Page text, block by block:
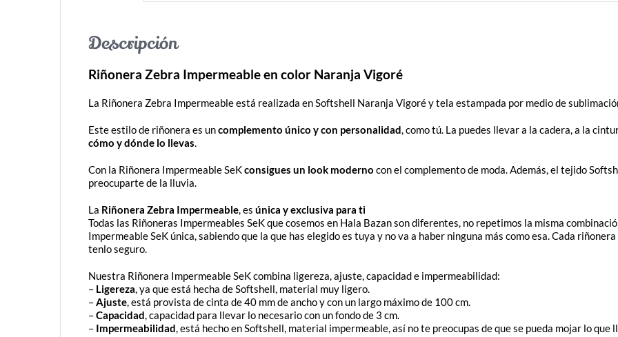
Descripción
Riñonera Zebra Impermeable en color Naranja Vigoré
La Riñonera Zebra Impermeable está realizada en Softshell Naranja Vigoré y tela estampada por medio de
Este estilo de riñonera es uncomplemento único y con personalidad, como tú. La puedes llevar a la cadera, a la
cómo y dónde lo llevas.
Con la Riñonera Impermeable SeKconsigues un look moderno con el complemento de moda. Además, el tejido
preocuparte de la lluvia.
La Riñonera Zebra Impermeable, es única y exclusiva para ti
Todas las Riñoneras Impermeables SeK que cosemos en Hala Bazan son diferentes, no repetimos la misma
Impermeable SeK única, sabiendo que la que has elegido es tuya y no va a haber ninguna más como esa. Cada
tenlo seguro.
Nuestra Riñonera Impermeable SeK combina ligereza, ajuste, capacidad e impermeabilidad:
– Ligereza, ya que está hecha de Softshell, material muy ligero.
–Ajuste, está provista de cinta de 40 mm de ancho y con un largo máximo de 100 cm.
–Capacidad, capacidad para llevar lo necesario con un fondo de 3 cm.
– Impermeabilidad, está hecho en Softshell, material impermeable, así no te preocupas de que se pueda mojar lo que